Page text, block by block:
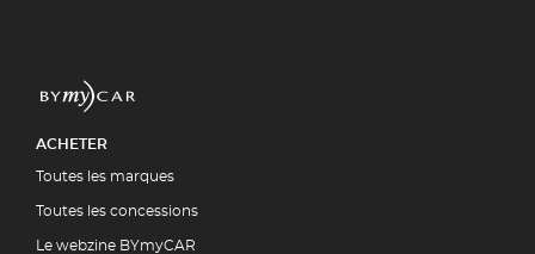
ACHETER
Toutes les marques
Toutes les concessions
Le webzine BYmyCAR